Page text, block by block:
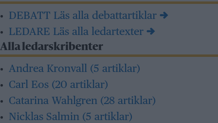
DEBATT Läs alla debattartiklar →
LEDARE Läs alla ledartexter →
Alla ledarskribenter
Andrea Kronvall (5 artiklar)
Carl Eos (20 artiklar)
Catarina Wahlgren (28 artiklar)
Nicklas Salmin (5 artiklar)